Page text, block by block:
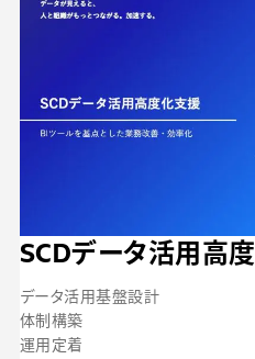
SCDデータ活用高
データ活用基盤設計
体制構築
運用定着